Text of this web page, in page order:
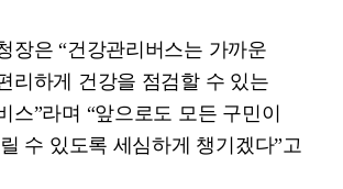
장은“건강관리버스는 가까운
리하게 건강을 점검할 수 있는
스”라며 “앞으로도 모든 구민이
수 있도록 세심하게 챙기겠다”고